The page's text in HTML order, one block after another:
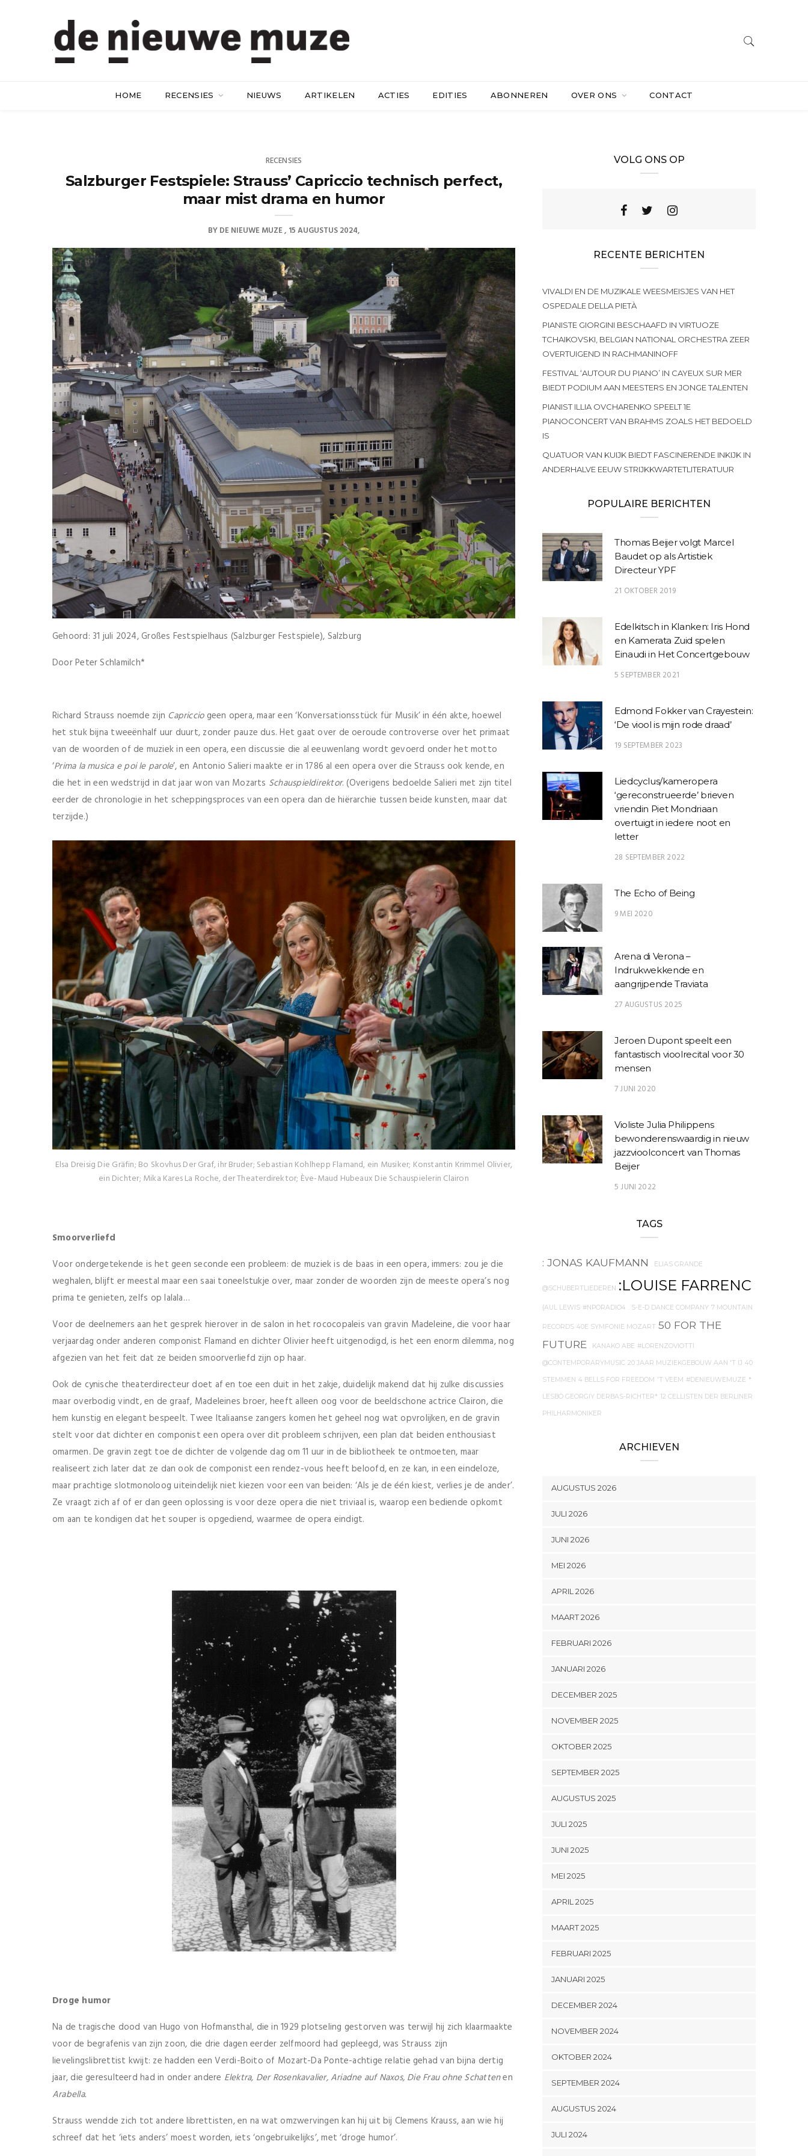
HOME RECENSIES NIEUWS ARTIKELEN ACTIES EDITIES ABONNEREN OVER ONS CONTACT
RECENSIES
Salzburger Festspiele: Strauss’ Capriccio technisch perfect,
maar mist drama en humor
BYDE NIEUWE MUZE 15 AUGUSTUS 2024
Gehoord: 31 juli 2024, Großes Festspielhaus (Salzburger Festspiele), Salzburg
Door Peter Schlamilch*
Richard Strauss noemde zijn Capricciogeen opera, maar een ‘Konversationsstück für Musik’ in één akte, hoewel
het stuk bijna tweeënhalf uur duurt, zonder pauze dus. Het gaat over de oeroude controverse over het primaat
van de woorden of de muziek in een opera, een discussie die al eeuwenlang wordt gevoerd onder het motto
‘Prima la musica e poi le parole’, en Antonio Salieri maakte er in 1786 al een opera over die Strauss ook kende, en
die het in een wedstrijd in dat jaar won van Mozarts Schauspieldirektor. (Overigens bedoelde Salieri met zijn titel
eerder de chronologie in het scheppingsproces van een opera dan de hiërarchie tussen beide kunsten, maar dat
terzijde.)
Elsa Dreisig Die Gräfin; Bo Skovhus Der Graf, ihr Bruder; Sebastian Kohlhepp Flamand, ein Musiker; Konstantin Krimmel Olivier,
ein Dichter; Mika Kares La Roche, der Theaterdirektor; Ève-Maud Hubeaux Die Schauspielerin Clairon
Smoorverliefd
Voor ondergetekende is het geen seconde een probleem: de muziek is de baas in een opera, immers: zou je die
weghalen, blijft er meestal maar een saai toneelstukje over, maar zonder de woorden zijn de meeste opera’s nog
prima te genieten, zelfs op lalala…
Voor de deelnemers aan het gesprek hierover in de salon in het rococopaleis van gravin Madeleine, die voor haar
verjaardag onder anderen componist Flamand en dichter Olivier heeft uitgenodigd, is het een enorm dilemma, nog
afgezien van het feit dat ze beiden smoorverliefd zijn op haar.
Ook de cynische theaterdirecteur doet af en toe een duit in het zakje, duidelijk makend dat hij zulke discussies
maar overbodig vindt, en de graaf, Madeleines broer, heeft alleen oog voor de beeldschone actrice Clairon, die
hem kunstig en elegant bespeelt. Twee Italiaanse zangers komen het geheel nog wat opvrolijken, en de gravin
stelt voor dat dichter en componist een opera over dit probleem schrijven, een plan dat beiden enthousiast
omarmen. De gravin zegt toe de dichter de volgende dag om 11 uur in de bibliotheek te ontmoeten, maar
realiseert zich later dat ze dan ook de componist een rendez-vous heeft beloofd, en ze kan, in een eindeloze,
maar prachtige slotmonoloog uiteindelijk niet kiezen voor een van beiden: ‘Als je de één kiest, verlies je de ander’.
Ze vraagt zich af of er dan geen oplossing is voor deze opera die niet triviaal is, waarop een bediende opkomt
om aan te kondigen dat het souper is opgediend, waarmee de opera eindigt.
Droge humor
Na de tragische dood van Hugo von Hofmansthal, die in 1929 plotseling gestorven was terwijl hij zich klaarmaakte
voor de begrafenis van zijn zoon, die drie dagen eerder zelfmoord had gepleegd, was Strauss zijn
lievelingslibrettist kwijt: ze hadden een Verdi-Boito of Mozart-Da Ponte-achtige relatie gehad van bijna dertig
jaar, die geresulteerd had in onder andere Elektra, Der Rosenkavalier, Ariadne auf Naxos, Die Frau ohne Schattenen
Arabella.
Strauss wendde zich tot andere librettisten, en na wat omzwervingen kan hij uit bij Clemens Krauss, aan wie hij
schreef dat het ‘iets anders’ moest worden, iets ‘ongebruikelijks’, met ‘droge humor’.
VOLG ONS OP
RECENTE BERICHTEN
VIVALDI EN DE MUZIKALE WEESMEISJES VAN HET
OSPEDALE DELLA PIETÀ
PIANISTE GIORGINI BESCHAAFD IN VIRTUOZE
TCHAIKOVSKI, BELGIAN NATIONAL ORCHESTRA ZEER
OVERTUIGEND IN RACHMANINOFF
FESTIVAL ‘AUTOUR DU PIANO’ IN CAYEUX SUR MER
BIEDT PODIUM AAN MEESTERS EN JONGE TALENTEN
PIANIST ILLIA OVCHARENKO SPEELT 1E
PIANOCONCERT VAN BRAHMS ZOALS HET BEDOELD
IS
QUATUOR VAN KUIJK BIEDT FASCINERENDE INKIJK IN
ANDERHALVE EEUW STRIJKKWARTETLITERATUUR
POPULAIRE BERICHTEN
Thomas Beijer volgt Marcel
Baudet op als Artistiek
Directeur YPF
21 OKTOBER 2019
Edelkitsch in Klanken: Iris Hond
en Kamerata Zuid spelen
Einaudi in Het Concertgebouw
5 SEPTEMBER 2021
Edmond Fokker van Crayestein:
‘De viool is mijn rode draad’
19 SEPTEMBER 2023
Liedcyclus/kameropera
‘gereconstrueerde’ brieven
vriendin Piet Mondriaan
overtuigt in iedere noot en
letter
28 SEPTEMBER 2022
The Echo of Being
9 MEI 2020
Arena di Verona –
Indrukwekkende en
aangrijpende Traviata
27 AUGUSTUS 2025
Jeroen Dupont speelt een
fantastisch vioolrecital voor 30
mensen
7 JUNI 2020
Violiste Julia Philippens
bewonderenswaardig in nieuw
jazzvioolconcert van Thomas
Beijer
5 JUNI 2022
TAGS
: JONAS KAUFMANN . ELIAS GRANDE
@SCHUBERTLIEDEREN :LOUISE FARRENC
{AUL LEWIS #NPORADIO4 . S-E-D DANCE COMPANY 7 MOUNTAIN
RECORDS 40E SYMFONIE MOZART 50 FOR THE
FUTURE
. KANAKO ABE #LORENZOVIOTTI
@CONTEMPORARYMUSIC 20 JAAR MUZIEKGEBOUW AAN 'T IJ 40
STEMMEN 4 BELLS FOR FREEDOM 'T VEEM #DENIEUWEMUZE *
LESBO GEORGIY DERBAS-RICHTER* 12 CELLISTEN DER BERLINER
PHILHARMONIKER
ARCHIEVEN
AUGUSTUS 2026
JULI 2026
JUNI 2026
MEI 2026
APRIL 2026
MAART 2026
FEBRUARI 2026
JANUARI 2026
DECEMBER 2025
NOVEMBER 2025
OKTOBER 2025
SEPTEMBER 2025
AUGUSTUS 2025
JULI 2025
JUNI 2025
MEI 2025
APRIL 2025
MAART 2025
FEBRUARI 2025
JANUARI 2025
DECEMBER 2024
NOVEMBER 2024
OKTOBER 2024
SEPTEMBER 2024
AUGUSTUS 2024
JULI 2024